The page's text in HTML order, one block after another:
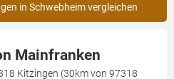
in Schwebheim vergleichen
Mainfranken
Kitzingen (30km von 97318